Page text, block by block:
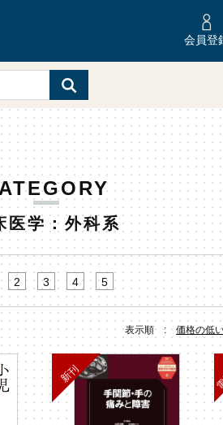
会員登
医学：外科系
2 3 4 5
表示順 : 価格の低